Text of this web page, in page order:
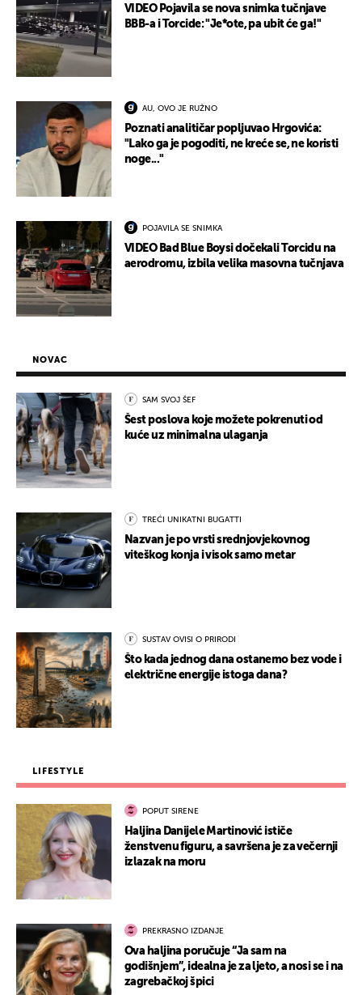
VIDEO Pojavila se nova snimka tučnjave
BBB-a i Torcide: "Je*ote, pa ubit će ga!"
AU, OVO JE RUŽNO
Poznati analitičar popljuvao Hrgovića:
"Lako ga je pogoditi, ne kreće se, ne koristi
noge..."
POJAVILA SE SNIMKA
VIDEO Bad Blue Boysi dočekali Torcidu na
aerodromu, izbila velika masovna tučnjava
NOVAC
SAM SVOJ ŠEF
Šest poslova koje možete pokrenuti od
kuće uz minimalna ulaganja
TREĆI UNIKATNI BUGATTI
Nazvan je po vrsti srednjovjekovnog
viteškog konja i visok samo metar
SUSTAV OVISI O PRIRODI
Što kada jednog dana ostanemo bez vode i
električne energije istoga dana?
LIFESTYLE
POPUT SIRENE
Haljina Danijele Martinović ističe
ženstvenu figuru, a savršena je za večernji
izlazak na moru
PREKRASNO IZDANJE
Ova haljina poručuje “Ja sam na
godišnjem”, idealna je za ljeto, a nosi se i na
zagrebačkoj špici